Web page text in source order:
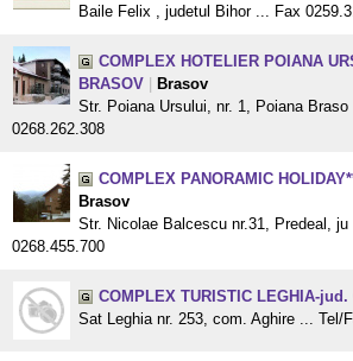
Baile Felix , judetul Bihor ... Fax
COMPLEX HOTELIER POIANA
BRASOV
Brasov
Str. Poiana Ursului, nr. 1, Poiana
0268.262.308
COMPLEX PANORAMIC
Brasov
Str. Nicolae Balcescu nr.31, Predeal,
0268.455.700
COMPLEX TURISTIC LEGHIA-jud.
Sat Leghia nr. 253, com. Aghire ... Tel/